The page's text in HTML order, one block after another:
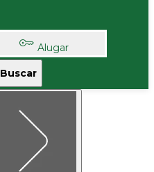
Alugar
Buscar